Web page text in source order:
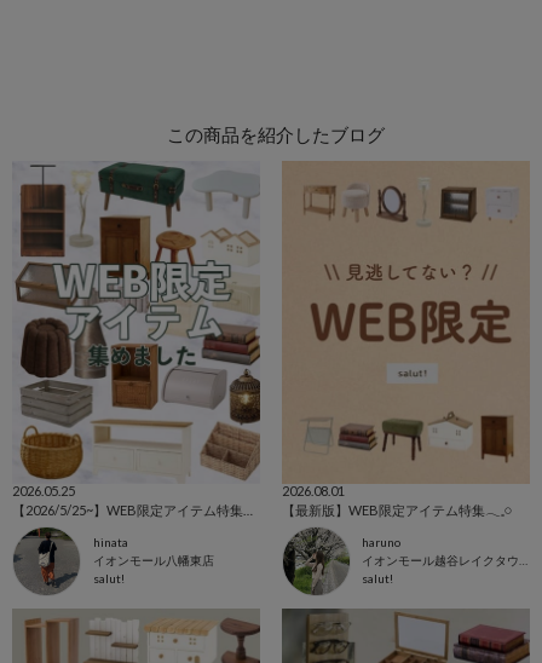
この商品を紹介したブログ
2026.05.25
hinata
イオンモール八幡東店
salut!
2026.08.01
【最新版】WEB限定アイテム特集𓂃𓈒𓏸
haruno
イオンモール越谷レイクタウン店
salut!